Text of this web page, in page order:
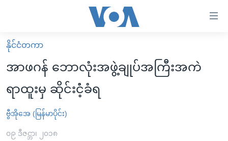
လွယ်ကူ
စေ
Link
များ
ပင်မ
မူလစာမျက်နှာ
မြန်မာ
ကမ္ဘာ့သတင်းများ
နိုင်ငံတကာ
ဗွီဒီယို
နိုင်ငံတကာ
အာဖဂန် ဘောလုံးအဖွဲ့ချုပ်အကြီးအကဲ
ရာထူးမှ ဆိုင်းငံံ့ခံရ
ဗွီအိုအေ (မြန်မာပိုင်း)
၀၉ ဒီဇင္ဘာ၊ ၂၀၁၈